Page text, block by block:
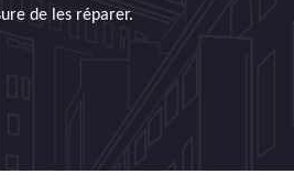
de les réparer.